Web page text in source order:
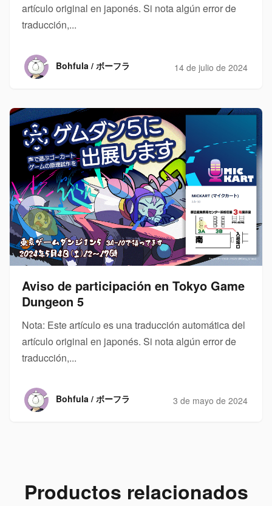
artículo original en japonés. Si nota algún error de
traducción,...
Bohfula / ボーフラ 14 de julio de 2024
Aviso de participación en Tokyo Game
Dungeon 5
Nota: Este artículo es una traducción automática del
artículo original en japonés. Si nota algún error de
traducción,...
Bohfula / ボーフラ 3 de mayo de 2024
Productos relacionados